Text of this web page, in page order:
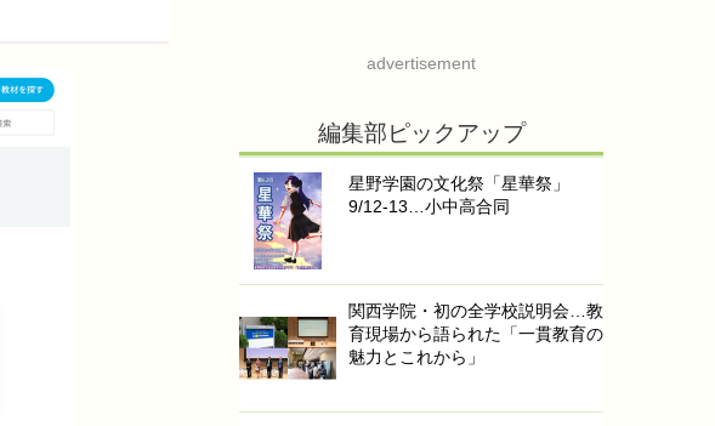
advertisement
編集部ピックアップ
星野学園の文化祭「星華祭」
9/12-13…小中高合同
関西学院・初の全学校説明会…教
育現場から語られた「一貫教育の
魅力とこれから」